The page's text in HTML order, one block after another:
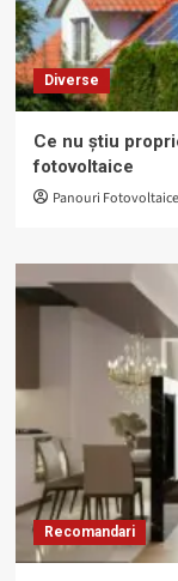
Diverse
Ce nu știu
fotovoltaice
Panouri Fotovoltaice
Recomandari